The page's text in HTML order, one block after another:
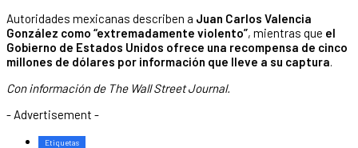
Autoridades mexicanas describen a Juan Carlos Valencia
González como “extremadamente violento”, mientras que el
Gobierno de Estados Unidos ofrece una recompensa de cinco
millones de dólares por información que lleve a su captura.
Con información de The Wall Street Journal.
- Advertisement -
Etiquetas